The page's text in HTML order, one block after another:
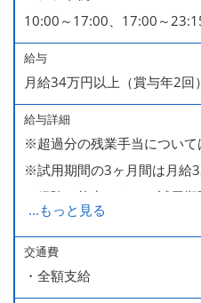
10:00～17:00、17:00～
給与
月給34万円以上（賞与年2回）
給与詳細
※超過分の残業手当について
※試用期間の3ヶ月間は月給
経験・能力により、試用期
す。
※上記月給には、一律支給の
分・10万円）を含んでいます
...もっと見る
交通費
・全額支給